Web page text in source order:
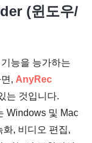
(윈도우/
능을 능가하는
, AnyRec
는 것입니다.
Windows 및 Mac
, 비디오 편집,